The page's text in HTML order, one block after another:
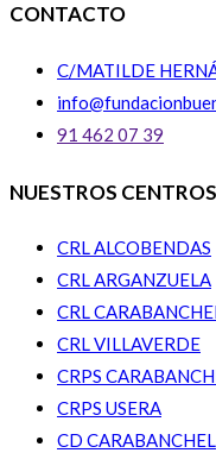
CONTACTO
C/MATILDE
91 462 07 39
NUESTROS CENTROS
CRL ALCOBENDAS
CRL ARGANZUELA
CRL
CRL VILLAVERDE
CRPS
CRPS USERA
CD CARABANCHEL